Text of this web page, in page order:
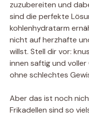
zuzubereiten und
sind die perfekte
kohlenhydratarm
nicht auf herzhafte
willst. Stell dir vor:
innen saftig und voller
ohne schlechtes
Aber das ist noch
Frikadellen sind so